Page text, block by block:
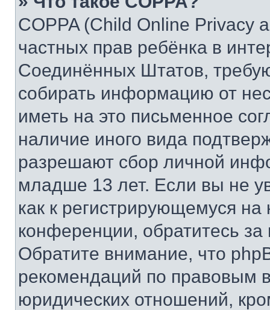
COPPA (Child Online Privacy
частных прав ребёнка в
Соединённых Штатов,
собирать информацию от
иметь на это письменное
наличие иного вида
разрешают сбор личной
младше 13 лет. Если вы не
как к регистрирующемуся
конференции, обратитесь
Обратите внимание, что
рекомендаций по правовым
юридических отношений,